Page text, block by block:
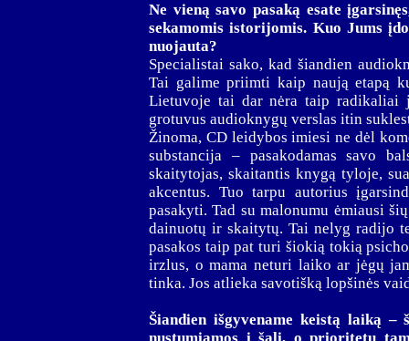
Ne vieną savo pasaką esate
sekamomis istorijomis. Kuo Jums
nuojauta?
Specialistai sako, kad šiandien
Tai galime priimti kaip naują etapą
Lietuvoje tai dar nėra taip radikaliai
grotuvus audioknygų verslas itin
Žinoma, CD leidybos imiesi ne dėl
substancija – pasakodamas savo
skaitytojas, skaitantis knygą tyloje,
akcentus. Tuo tarpu autorius
pasakyti. Tad su malonumu ėmiausi
dainuotų ir skaitytų. Tai nelyg radijo
pasakos taip pat turi šiokią tokią
irzlus, o mama neturi laiko ar jėgų
tinka. Jos atlieka savotišką lopšinės
Šiandien išgyvename keistą laiką